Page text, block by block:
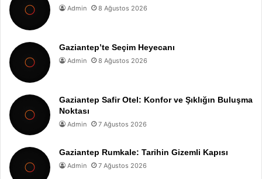
Admin 8 Ağustos 2026
Gaziantep’te Seçim Heyecanı
Admin 8 Ağustos 2026
Gaziantep Safir Otel: Konfor ve Şıklığın Buluşma
Noktası
Admin 7 Ağustos 2026
Gaziantep Rumkale: Tarihin Gizemli Kapısı
Admin 7 Ağustos 2026